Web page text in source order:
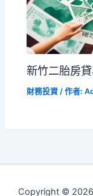
新竹二胎房
財務投資 / 作者:
Copyright ©